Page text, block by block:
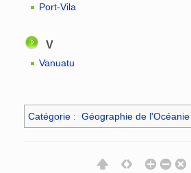
Port-Vila
V
Vanuatu
Catégorie : Géographie de l'Océanie